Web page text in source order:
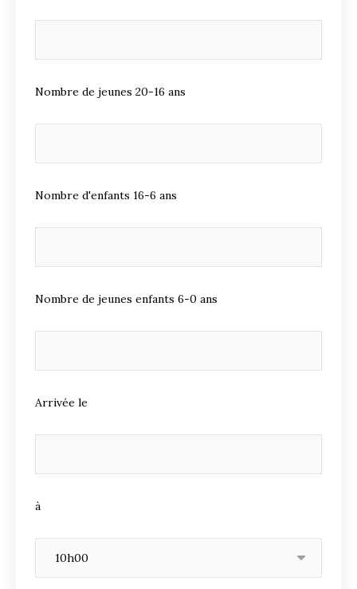
Nombre de jeunes 20-16 ans
Nombre d'enfants 16-6 ans
Nombre de jeunes enfants 6-0 ans
Arrivée le
à